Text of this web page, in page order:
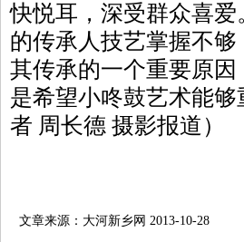
快悦耳，深受群众喜
的传承人技艺掌握不
其传承的一个重要原
是希望小咚鼓艺术能
者 周长德 摄影报道）
文章来源：大河新乡网 2013-10-28